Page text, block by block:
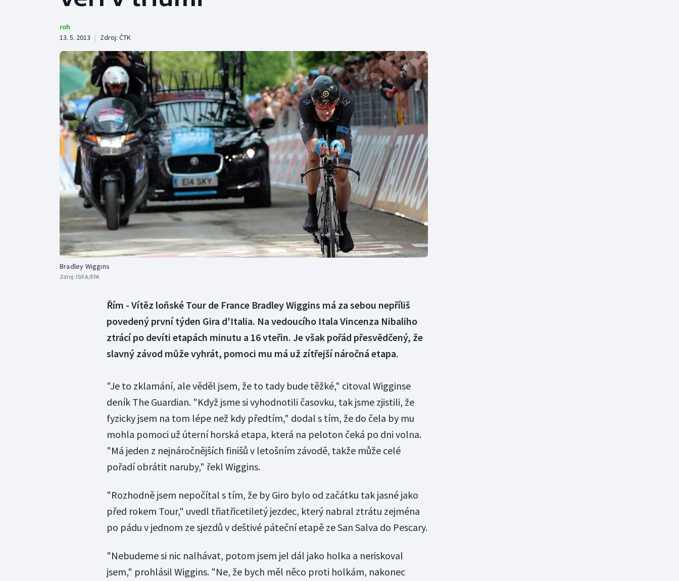
Curling
Florbal
Futsal
Golf
Gymnastika
Olympijské hry
Parasport
Plavání
Plážový volejbal
Vodní slalom
Volejbal
Ostatní
roh
13. 5. 2013 | Zdroj: ČTK
Bradley Wiggins
Zdroj: ISIFA/EPA
Řím - Vítěz loňské Tour de France Bradley Wiggins má za sebou nepříliš
povedený první týden Gira d'Italia. Na vedoucího Itala Vincenza Nibaliho
ztrácí po devíti etapách minutu a 16 vteřin. Je však pořád přesvědčený, že
slavný závod může vyhrát, pomoci mu má už zítřejší náročná etapa.
"Je to zklamání, ale věděl jsem, že to tady bude těžké," citoval Wigginse
deník The Guardian. "Když jsme si vyhodnotili časovku, tak jsme zjistili, že
fyzicky jsem na tom lépe než kdy předtím," dodal s tím, že do čela by mu
mohla pomoci už úterní horská etapa, která na peloton čeká po dni volna.
"Má jeden z nejnáročnějších finišů v letošním závodě, takže může celé
pořadí obrátit naruby," řekl Wiggins.
"Rozhodně jsem nepočítal s tím, že by Giro bylo od začátku tak jasné jako
před rokem Tour," uvedl třiatřicetiletý jezdec, který nabral ztrátu zejména
po pádu v jednom ze sjezdů v deštivé páteční etapě ze San Salva do Pescary.
"Nebudeme si nic nalhávat, potom jsem jel dál jako holka a neriskoval
jsem," prohlásil Wiggins. "Ne, že bych měl něco proti holkám, nakonec